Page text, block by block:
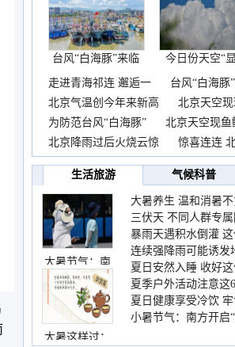
台风“白海豚”来临
前
今日份天空“
包”
走进青海祁连 邂逅一
台风“白海豚
近
北京气温创今年来新高
北京天空现
霞
为防范台风“白海豚”
北京天空现鱼
观
北京降雨过后火烧云惊
惊喜连连
现
生活旅游
气候科普
大暑节气：南
大暑这样过：
大暑养生 温和消暑不
三伏天 不同人群专
要点请收好
暴雨天遇积水倒灌
险提示请收好
连续强降雨可能诱发
灾害 这些前兆要知道
夏日安然入睡 收好
温小贴士
夏季户外活动注意这
防暑健身两不误
夏日健康享受冷饮 牢
“两注意一控制”
小暑节气：南方开启